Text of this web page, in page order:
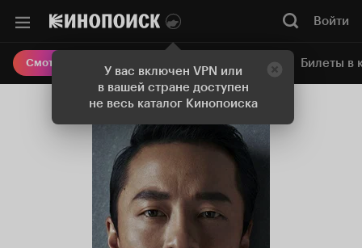
У вас включен VPN или
в вашей стране доступен
не весь каталог Кинопоиска
Войти
Смотреть кино Онлайн-кинотеатр Билеты в